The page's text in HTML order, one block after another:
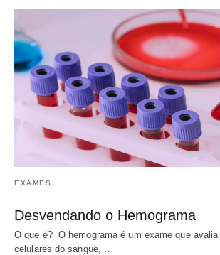
EXAMES
Desvendando o Hemograma
O que é? O hemograma é um exame que
celulares do sangue,…